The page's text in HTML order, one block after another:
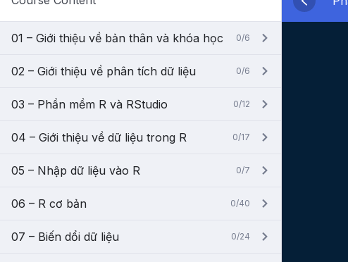
01 – Giới thiệu về bản thân và khóa học 0/6
02 – Giới thiệu về phân tích dữ liệu 0/6
03 – Phần mềm R và RStudio 0/12
04 – Giới thiệu về dữ liệu trong R 0/17
05 – Nhập dữ liệu vào R 0/7
06 – R cơ bản 0/40
07 – Biến dổi dữ liệu 0/24